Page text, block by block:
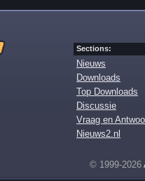
Sections:
Nieuws
Downloads
Top Downloads
Discussie
Vraag en
Nieuws2.nl
© 1999-2026